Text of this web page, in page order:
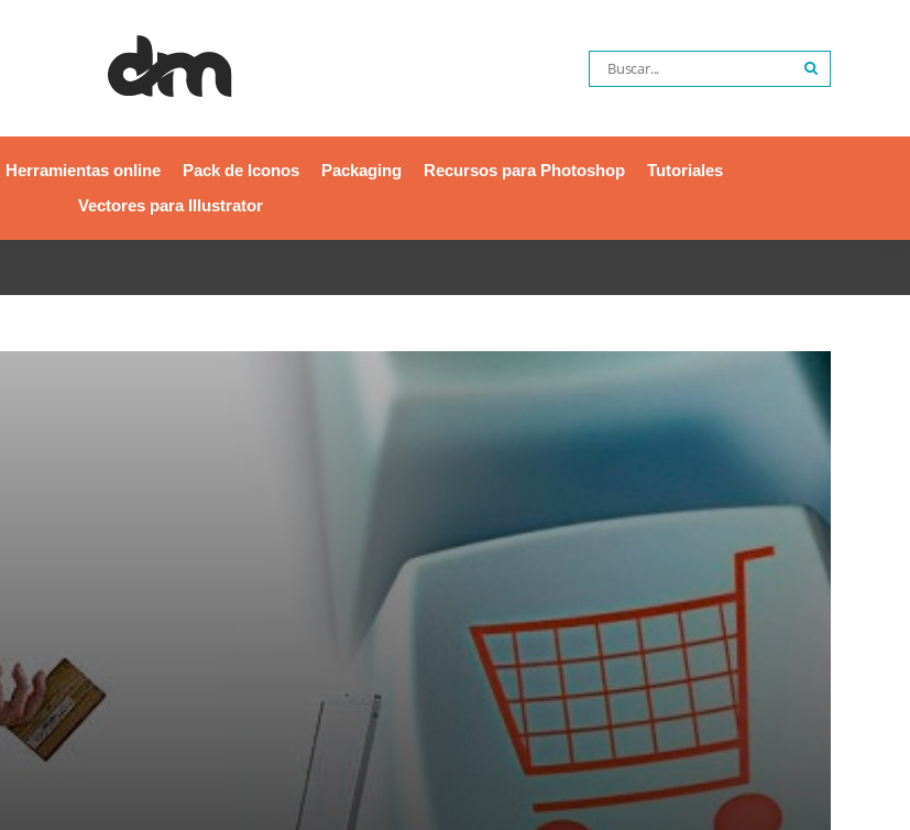
Herramientas online Pack de Iconos Packaging Recursos para Photoshop
Tutoriales
Vectores para Illustrator